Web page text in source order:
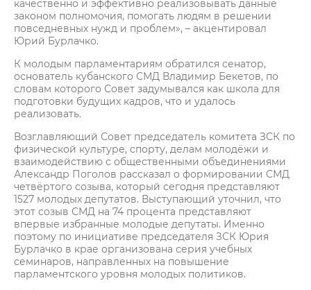
качественно и эффективно реализовывать данные
законом полномочия, помогать людям в решении
повседневных нужд и проблем», – акцентировал
Юрий Бурлачко.
К молодым парламентариям обратился сенатор,
основатель кубанского СМД Владимир Бекетов, по
словам которого Совет задумывался как школа для
подготовки будущих кадров, что и удалось
реализовать.
Возглавляющий Совет председатель комитета ЗСК по
физической культуре, спорту, делам молодёжи и
взаимодействию с общественными объединениями
Александр Поголов рассказал о формировании СМД
четвёртого созыва, который сегодня представляют
1527 молодых депутатов. Выступающий уточнил, что
этот созыв СМД на 74 процента представляют
впервые избранные молодые депутаты. Именно
поэтому по инициативе председателя ЗСК Юрия
Бурлачко в крае организована серия учебных
семинаров, направленных на повышение
парламентского уровня молодых политиков.